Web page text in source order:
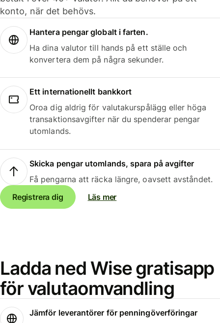
konto, när det behövs.
Hantera pengar globalt i farten.
Ha dina valutor till hands på ett ställe och
konvertera dem på några sekunder.
Ett internationellt bankkort
Oroa dig aldrig för valutakurspålägg eller höga
transaktionsavgifter när du spenderar pengar
utomlands.
Skicka pengar utomlands, spara på avgifter
Få pengarna att räcka längre, oavsett avståndet.
Registrera dig
Läs mer
Ladda ned Wise gratisapp
för valutaomvandling
Jämför leverantörer för penningöverföringar